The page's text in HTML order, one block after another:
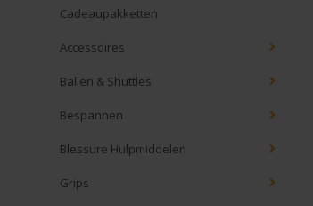
Cadeaupakketten
Accessoires
Ballen & Shuttles
Bespannen
Blessure Hulpmiddelen
Grips